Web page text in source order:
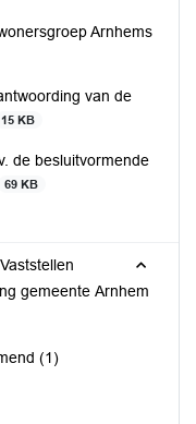
Arnhems
van de
15 KB
de besluitvormende
69 KB
gemeente Arnhem
(1)